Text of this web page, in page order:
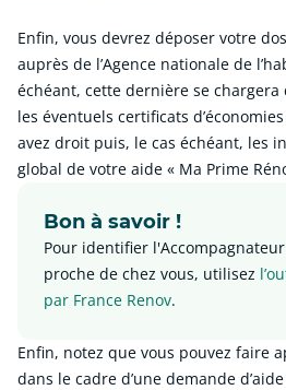
Enfin, vous devrez déposer votre
auprès de l’Agence nationale de
échéant, cette dernière se
les éventuels certificats
avez droit puis, le cas échéant, les
global de votre aide « Ma Prime
Bon à savoir !
Pour identifier
proche de chez vous, utilisez
par France Renov.
Enfin, notez que vous pouvez faire
dans le cadre d’une demande